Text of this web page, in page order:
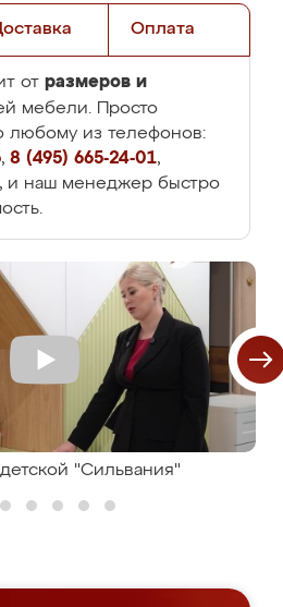
Оплата
от размеров и
мебели. Просто
любому из телефонов:
, 8 (495) 665-24-01,
, и наш менеджер быстро
"Сильвания"